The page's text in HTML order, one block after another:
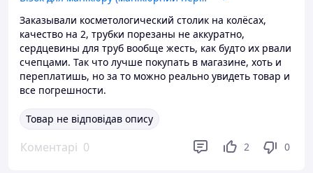
Заказывали косметологический столик на колёсах,
качество на 2, трубки порезаны не аккуратно,
сердцевины для труб вообще жесть, как будто их рвали
счепцами. Так что лучше покупать в магазине, хоть и
переплатишь, но за то можно реально увидеть товар и
все погрешности.
Товар не відповідав опису
Коментарі 0 2 0